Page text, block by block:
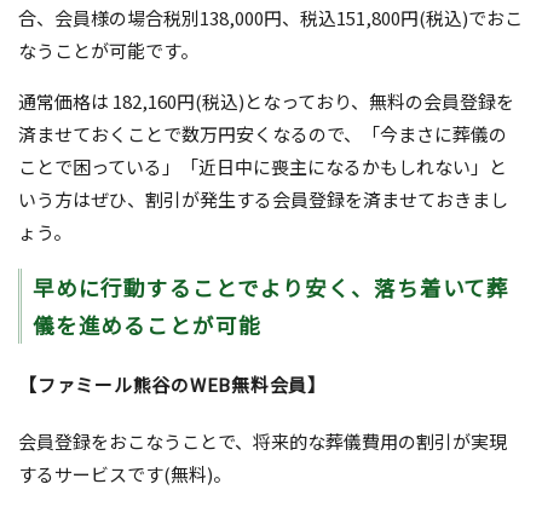
合、会員様の場合税別138,000円、税込151,800円(税込)でおこ
なうことが可能です。
通常価格は 182,160円(税込)となっており、無料の会員登録を
済ませておくことで数万円安くなるので、「今まさに葬儀の
ことで困っている」「近日中に喪主になるかもしれない」と
いう方はぜひ、割引が発生する会員登録を済ませておきまし
ょう。
早めに行動することでより安く、落ち着いて葬
儀を進めることが可能
【ファミール熊谷のWEB無料会員】
会員登録をおこなうことで、将来的な葬儀費用の割引が実現
するサービスです(無料)。